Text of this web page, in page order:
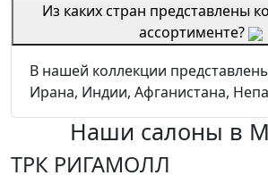
Из каких стран представлены
ассортименте?
В нашей коллекции
Ирана, Индии, Афганистана,
Наши салоны в
ТРК РИГАМОЛЛ